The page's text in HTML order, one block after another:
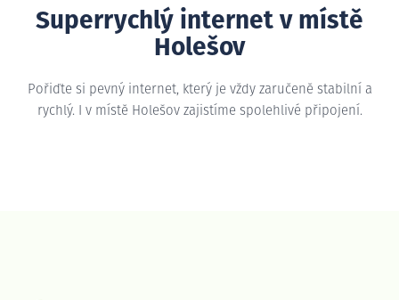
Superrychlý internet v místě
Holešov
Pořiďte si pevný internet, který je vždy zaručeně stabilní a
rychlý. I v místě Holešov zajistíme spolehlivé připojení.